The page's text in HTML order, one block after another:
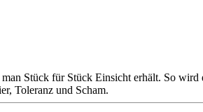
Stück für Stück Einsicht erhält. So
Toleranz und Scham.